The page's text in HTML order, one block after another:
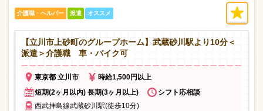
介護職・ヘルパー 派遣 オススメ
【立川市上砂町のグループホーム】武蔵砂川駅より10分＜
派遣＞介護職 車・バイク可
東京都 立川市
時給1,500円以上
短期(2ヶ月以内) 長期(3ヶ月以上)
シフト応相談
西武拝島線武蔵砂川駅(徒歩10分)